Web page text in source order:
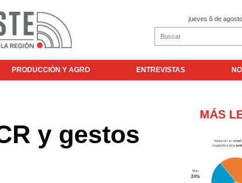
jueves 6 de
PRODUCCIÓN Y AGRO ENTREVISTAS
y gestos
MÁS